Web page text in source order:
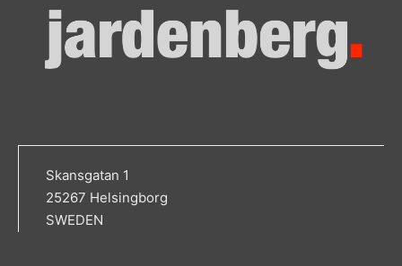
Skansgatan 1
25267 Helsingborg
SWEDEN